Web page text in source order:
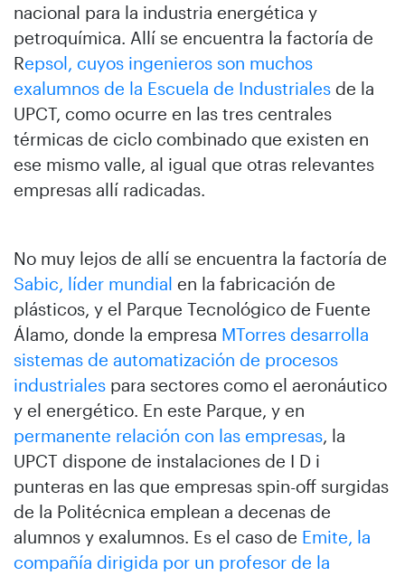
nacional para la industria energética y
petroquímica. Allí se encuentra la factoría de
Repsol, cuyos ingenieros son muchos
exalumnos de la Escuela de Industriales de la
UPCT, como ocurre en las tres centrales
térmicas de ciclo combinado que existen en
ese mismo valle, al igual que otras relevantes
empresas allí radicadas.
No muy lejos de allí se encuentra la factoría de
Sabic, líder mundial en la fabricación de
plásticos, y el Parque Tecnológico de Fuente
Álamo, donde la empresa MTorres desarrolla
sistemas de automatización de procesos
industriales para sectores como el aeronáutico
y el energético. En este Parque, y en
permanente relación con las empresas, la
UPCT dispone de instalaciones de I D i
punteras en las que empresas spin-off surgidas
de la Politécnica emplean a decenas de
alumnos y exalumnos. Es el caso de Emite, la
compañía dirigida por un profesor de la